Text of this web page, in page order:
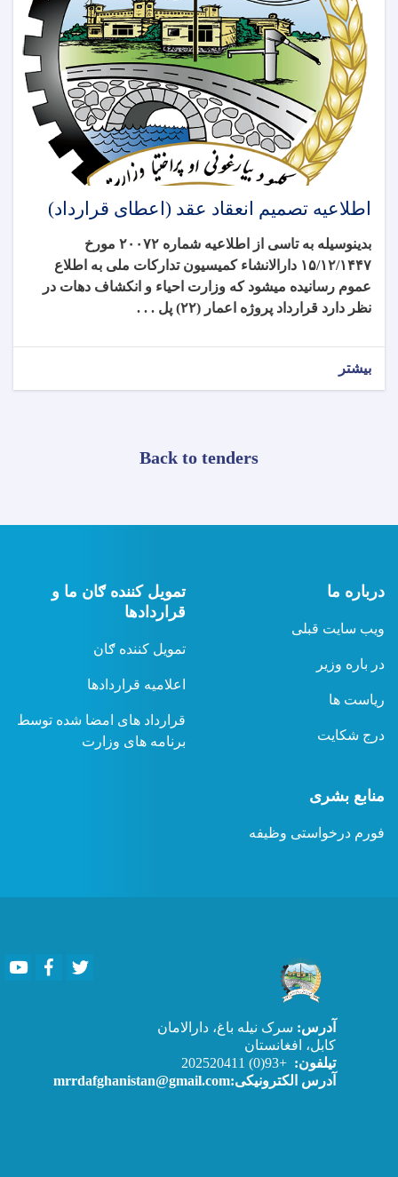
اطلاعیه تصمیم انعقاد عقد (اعطای قرارداد)
بدینوسیله به تاسی از اطلاعیه شماره ۲۰۰۷۲ مورخ
۱۵/۱۲/۱۴۴۷ دارالانشاء کمیسیون تدارکات ملی به اطلاع
عموم رسانیده میشود که وزارت احیاء و انکشاف دهات در
نظر دارد قرارداد پروژه اعمار (۲۲) پل . . .
بیشتر
Back to tenders
درباره ما
ویب سایت قبلی
در باره وزیر
ریاست ها
درج شکایت
تمویل کننده ګان ما و
قراردادها
تمویل کننده ګان
اعلامیه قراردادها
قرارداد های امضا شده توسط
برنامه های وزارت
منابع بشری
فورم درخواستی وظیفه
YoutubeFacebook
آدرس: سرک نیله باغ، دارالامان
کابل، افغانستان
تیلفون: +93(0) 202520411
آدرس الکترونیکی:mrrdafghanistan@gmail.com